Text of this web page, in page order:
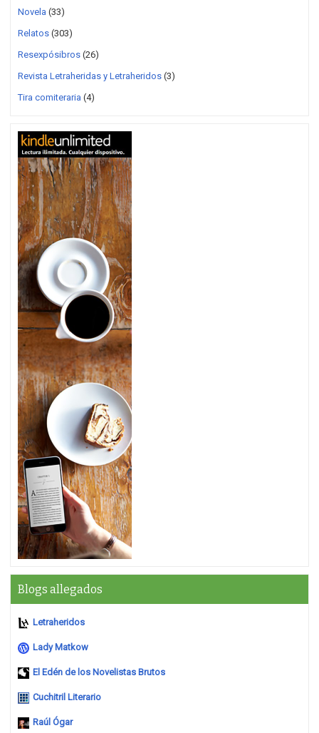
Novela (33)
Relatos (303)
Resexpósibros (26)
Revista Letraheridas y Letraheridos (3)
Tira comiteraria (4)
Blogs allegados
Letraheridos
Lady Matkow
El Edén de los Novelistas Brutos
Cuchitril Literario
Raúl Ógar